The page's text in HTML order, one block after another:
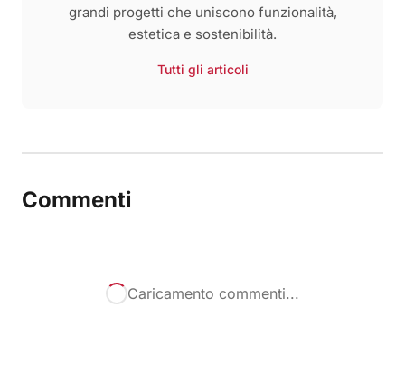
grandi progetti che uniscono funzionalità,
estetica e sostenibilità.
Tutti gli articoli
Commenti
Caricamento commenti...